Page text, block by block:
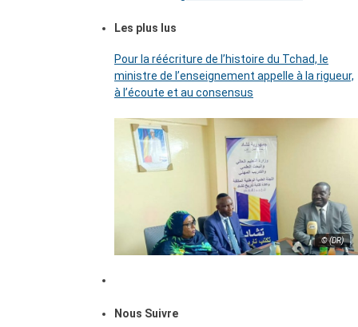
Les plus lus
Pour la réécriture de l’histoire du Tchad, le
ministre de l’enseignement appelle à la rigueur,
à l’écoute et au consensus
© (DR)
Nous Suivre